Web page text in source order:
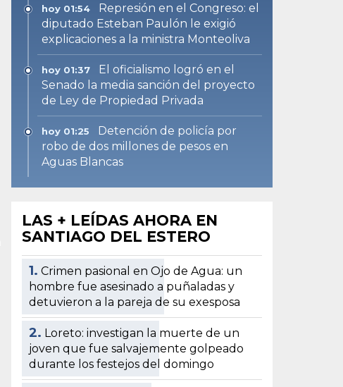
hoy 01:54
Represión en el Congreso: el
diputado Esteban Paulón le exigió
explicaciones a la ministra Monteoliva
hoy 01:37
El oficialismo logró en el
Senado la media sanción del proyecto
de Ley de Propiedad Privada
hoy 01:25
Detención de policía por
robo de dos millones de pesos en
Aguas Blancas
LAS + LEÍDAS AHORA EN
SANTIAGO DEL ESTERO
1. Crimen pasional en Ojo de Agua: un
hombre fue asesinado a puñaladas y
detuvieron a la pareja de su exesposa
2. Loreto: investigan la muerte de un
joven que fue salvajemente golpeado
durante los festejos del domingo